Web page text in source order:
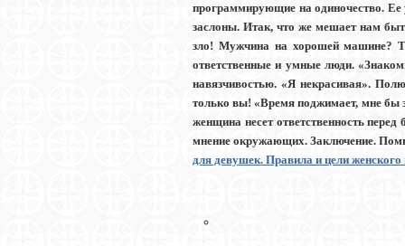
программирующие на одиночество. Ее
заслоны. Итак, что же мешает нам
зло! Мужчина на хорошей машине?
ответственные и умные люди.
навязчивостью. «Я некрасивая».
только вы! «Время поджимает, мне бы
женщина несет ответственность
мнение окружающих. Заключение.
для девушек. Правила и цели женского